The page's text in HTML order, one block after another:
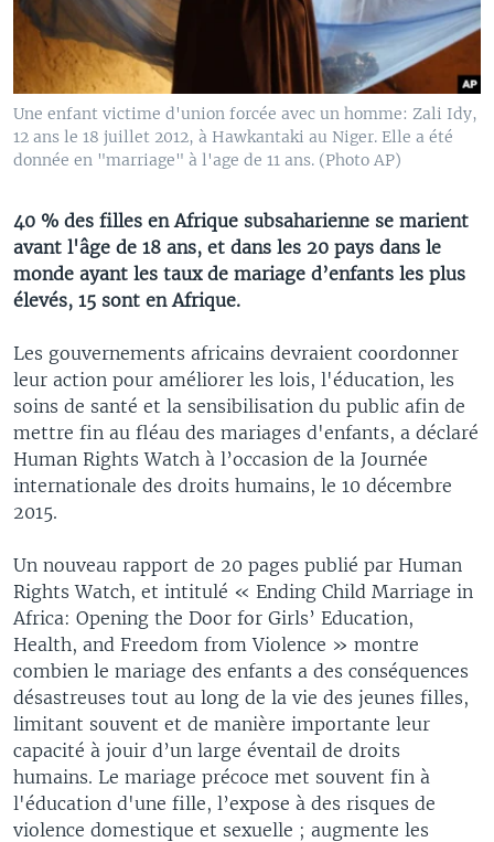
Une enfant victime d'union forcée avec un homme: Zali Idy,
12 ans le 18 juillet 2012, à Hawkantaki au Niger. Elle a été
donnée en "marriage" à l'age de 11 ans. (Photo AP)
40 % des filles en Afrique subsaharienne se marient
avant l'âge de 18 ans, et dans les 20 pays dans le
monde ayant les taux de mariage d’enfants les plus
élevés, 15 sont en Afrique.
Les gouvernements africains devraient coordonner
leur action pour améliorer les lois, l'éducation, les
soins de santé et la sensibilisation du public afin de
mettre fin au fléau des mariages d'enfants, a déclaré
Human Rights Watch à l’occasion de la Journée
internationale des droits humains, le 10 décembre
2015.
Un nouveau rapport de 20 pages publié par Human
Rights Watch, et intitulé « Ending Child Marriage in
Africa: Opening the Door for Girls’ Education,
Health, and Freedom from Violence » montre
combien le mariage des enfants a des conséquences
désastreuses tout au long de la vie des jeunes filles,
limitant souvent et de manière importante leur
capacité à jouir d’un large éventail de droits
humains. Le mariage précoce met souvent fin à
l'éducation d'une fille, l’expose à des risques de
violence domestique et sexuelle ; augmente les